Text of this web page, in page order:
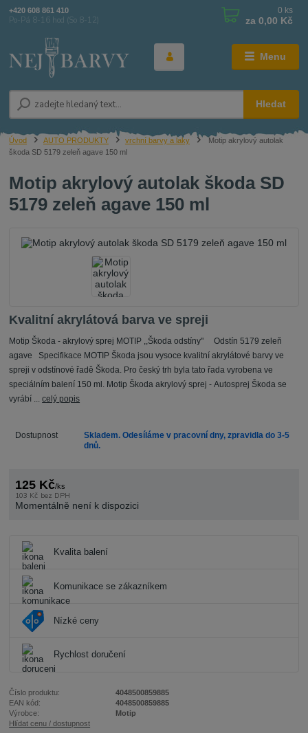
Menu
Hledat
+420 608 861 410
Po-Pá 8-16 hod (So 8-12)
0 ks
za 0,00 Kč
Úvod AUTO PRODUKTY vrchní barvy a laky
Motip akrylový autolak
škoda SD 5179 zeleň agave 150 ml
Motip akrylový autolak škoda SD
5179 zeleň agave 150 ml
Kvalitní akrylátová barva ve spreji
Motip Škoda - akrylový sprej MOTIP ,,Škoda odstíny" Odstín 5179 zeleň
agave Specifikace MOTIP Škoda jsou vysoce kvalitní akrylátové barvy ve
spreji v odstínové řadě Škoda. Pro český trh byla tato řada vyrobena ve
speciálním balení 150 ml. Motip Škoda akrylový sprej - Autosprej Škoda se
vyrábí ...celý popis
Dostupnost
Skladem. Odesíláme v pracovní dny, zpravidla do 3-5
dnů.
125 Kč/ks
103 Kč bez DPH
Momentálně není k dispozici
Kvalita balení
Komunikace se zákazníkem
Nízké ceny
Rychlost doručení
Číslo produktu:
4048500859885
EAN kód:
4048500859885
Výrobce:
Motip
Hlídat cenu / dostupnost